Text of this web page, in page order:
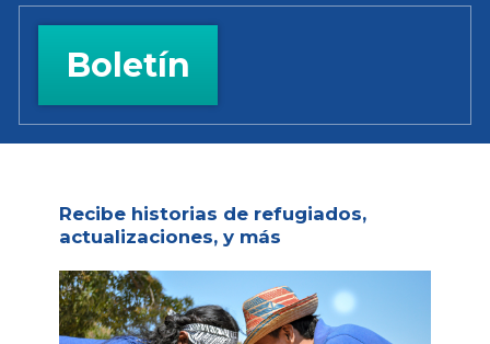
Boletín
Recibe historias de refugiados,
actualizaciones, y más